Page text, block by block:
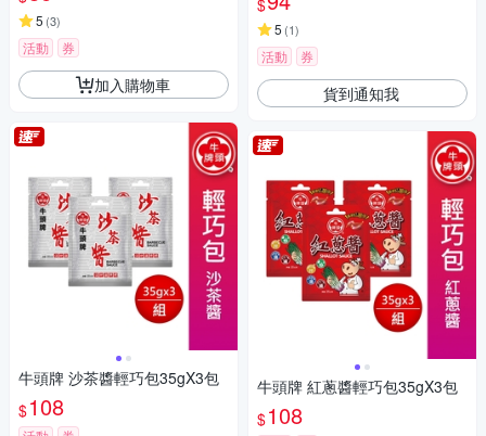
5 (3)
活動 券
加入購物車
牛頭牌 沙茶醬輕巧包35gX3包
$108
$
5 (1)
活動 券
貨到通知我
牛頭牌 紅蔥醬輕巧包35gX3包
$108